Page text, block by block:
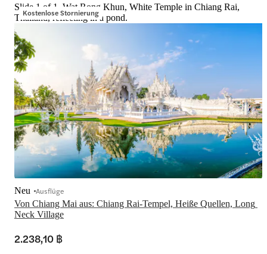
Kostenlose Stornierung
Slide 1 of 1, Wat Rong Khun, White Temple in Chiang Rai,
Thailand, reflecting in a pond.
Von Chiang Mai aus: Chiang Rai-Tempel, Heiße Quellen, Long
Neck Village
Neu Ausflüge
2.238,10 ฿